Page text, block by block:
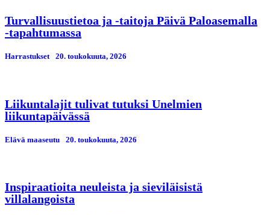
Turvallisuustietoa ja -taitoja Päivä Paloasemalla
-tapahtumassa
Harrastukset 20. toukokuuta, 2026
Liikuntalajit tulivat tutuksi Unelmien
liikuntapäivässä
Elävä maaseutu 20. toukokuuta, 2026
Inspiraatioita neuleista ja sieviläisistä
villalangoista